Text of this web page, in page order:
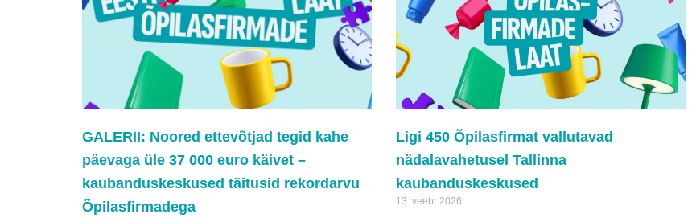
GALERII: Noored ettevõtjad tegid kahe
päevaga üle 37 000 euro käivet –
kaubanduskeskused täitusid rekordarvu
Õpilasfirmadega
Ligi 450 Õpilasfirmat vallutavad
nädalavahetusel Tallinna
kaubanduskeskused
13. veebr 2026